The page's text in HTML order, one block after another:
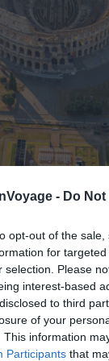
- Do
opt-out of the
for
selection. Please
interest-based
to third
of your
This information
Participants that
Lancé en 72
il mesure 188
000
du béton romain
Ce
temps. Ce qui